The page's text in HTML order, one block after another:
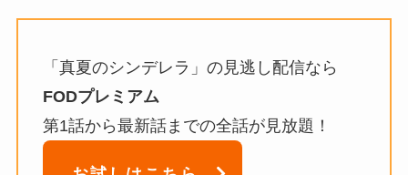
「真夏のシンデレラ」の見逃し配信なら
FODプレミアム
第1話から最新話までの全話が見放題！